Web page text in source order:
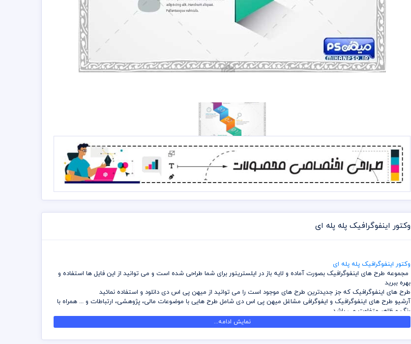
وکتور اینفوگرافیک پله پله ای
وکتور اینفوگرافیک پله پله ای
مجموعه طرح های اینفوگرافیک بصورت آماده و لایه باز در ایلستریتور برای شما طراحی شده است و می توانید از این فایل ها استفاده و
بهره ببرید
طرح های اینفوگرافیک که جز جدیدترین طرح های موجود است را می توانید از میهن پی اس دی دانلود و استفاده نمائید
آرشیو طرح های اینفوگرافیک و ایفوگرافی مشاغل میهن پی اس دی شامل طرح هایی با موضوعات مالی، پژوهشی، ارتباطات و ... همراه با
رنگ و ظاهر متفاوت می باشد
شما می توانید با تهیه بسته های اشتراک ویژه در وقت و هزینه خود صرفه جویی کنید و دسترسی بدون محدودیت به آرشیو طرح های
اینفوگرافیک را داشته باشید
کلیه طرح های اینفوگرافیک که بصورت عکس می باشند را می توانید بدون محدودیت در فتوشاپ بصورت کامل و یا در هر ابعادی بدون
نمایش ادامه...